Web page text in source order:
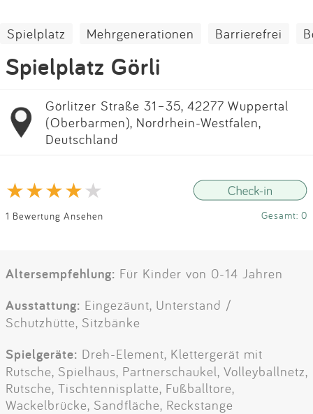
Spielplatz Mehrgenerationen Barrierefrei
Spielplatz Görli
Görlitzer Straße 31–35, 42277 Wuppertal
(Oberbarmen), Nordrhein-Westfalen,
Deutschland
1 Bewertung Ansehen Gesamt: 0
Altersempfehlung: Für Kinder von 0-14 Jahren
Ausstattung: Eingezäunt, Unterstand /
Schutzhütte, Sitzbänke
Spielgeräte: Dreh-Element, Klettergerät mit
Rutsche, Spielhaus, Partnerschaukel, Volleyballnetz,
Rutsche, Tischtennisplatte, Fußballtore,
Wackelbrücke, Sandfläche, Reckstange